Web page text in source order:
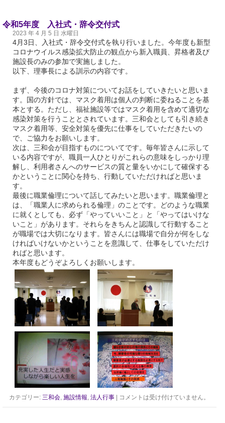
令和5年度 入社式・辞令交付式
2023 年 4 月 5 日 水曜日
4月3日、入社式・辞令交付式を執り行いました。今年度も新型
コロナウイルス感染拡大防止の観点から新入職員、昇格者及び
施設長のみの参加で実施しました。
以下、理事長による訓示の内容です。
まず、今後のコロナ対策についてお話をしていきたいと思いま
す。国の方針では、マスク着用は個人の判断に委ねることを基
本とする。ただし、福祉施設等ではマスク着用を含めて適切な
感染対策を行うこととされています。三和会としても引き続き
マスク着用等、安全対策を優先に仕事をしていただきたいの
で、ご協力をお願いします。
次は、三和会が目指すものについてです。毎年皆さんに示して
いる内容ですが、職員一人ひとりがこれらの意味をしっかり理
解し、利用者さんへのサービスの質と量をいかにして確保する
かということに関心を持ち、行動していただければと思いま
す。
最後に職業倫理について話してみたいと思います。職業倫理と
は、「職業人に求められる倫理」のことです。どのような職業
に就くとしても、必ず「やっていいこと」と「やってはいけな
いこと」があります。それらをきちんと認識して行動すること
が職場では大切になります。皆さんには職場で自分が何をしな
ければいけないかということを意識して、仕事をしていただけ
ればと思います。
本年度もどうぞよろしくお願いします。
カテゴリー:三和会,施設情報,法人行事 コメントは受け付けていません。